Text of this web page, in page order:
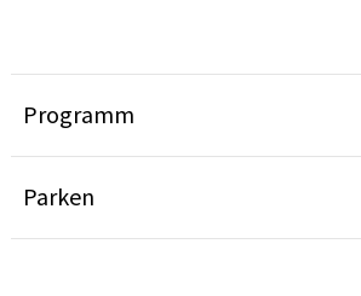
Programm
Parken